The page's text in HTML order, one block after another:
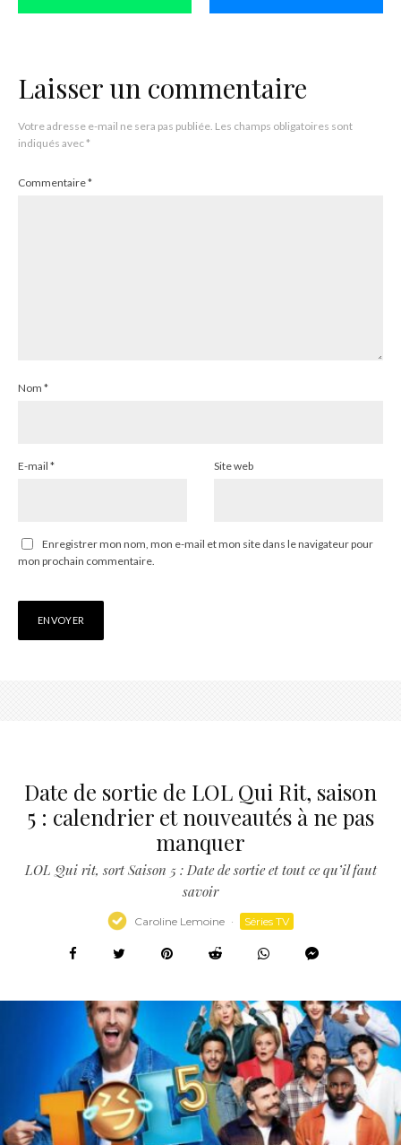
Laisser un commentaire
Votre adresse e-mail ne sera pas publiée. Les champs obligatoires sont
indiqués avec*
Commentaire*
Nom *
E-mail * Site web
Enregistrer mon nom, mon e-mail et mon site dans le navigateur pour
mon prochain commentaire.
Date de sortie de LOL Qui Rit, saison
5 : calendrier et nouveautés à ne pas
manquer
LOL Qui rit, sort Saison 5 : Date de sortie et tout ce qu’il faut
savoir
Caroline Lemoine · Séries TV